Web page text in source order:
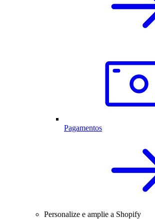
Pagamentos
Personalize e amplie a Shopify